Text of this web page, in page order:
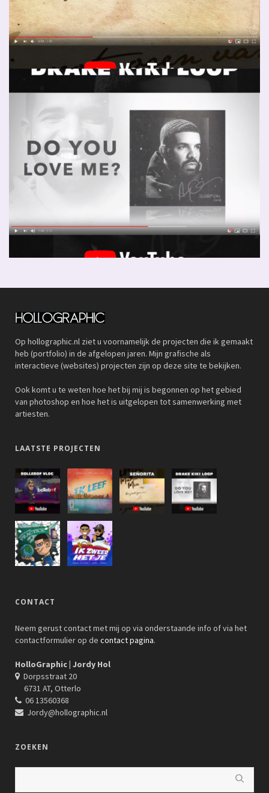
Op hollographic.nl ziet u voornamelijk de projecten die ik gemaakt
heb (portfolio) in de afgelopen jaren. Mijn grafische als
interactieve (websites) projecten zijn op deze site te bekijken.
Ook komt u te weten hoe het bij mij is begonnen op het gebied
van photoshop en hoe het is uitgelopen tot samenwerking met
artiesten.
LAATSTE PROJECTEN
CONTACT
Neem gerust contact met mij op via onderstaande info of via het
contactformulier op de contact pagina.
HolloGraphic | Jordy Hol
Dorpsstraat 20
6731 AT, Otterlo
06 13560368
Jordy@hollographic.nl
ZOEKEN